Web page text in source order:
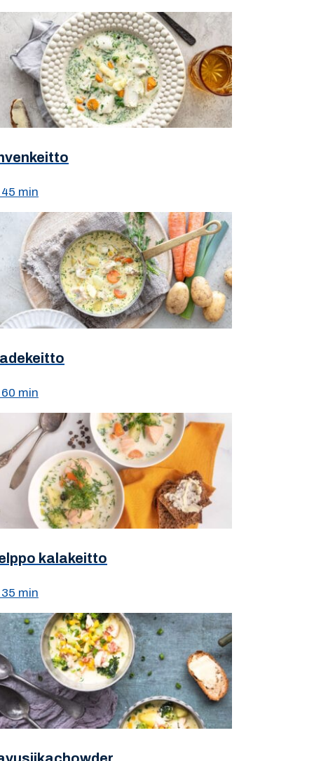
45 min
60 min
kalakeitto
35 min